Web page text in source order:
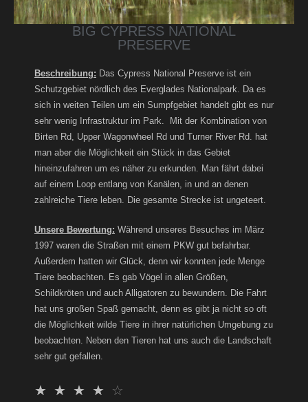
BIG CYPRESS NATIONAL
PRESERVE
Beschreibung: Das Cypress National Preserve ist ein
Schutzgebiet nördlich des Everglades Nationalpark. Da es
sich in weiten Teilen um ein Sumpfgebiet handelt gibt es nur
sehr wenig Infrastruktur im Park. Mit der Kombination von
Birten Rd, Upper Wagonwheel Rd und Turner River Rd. hat
man aber die Möglichkeit ein Stück in das Gebiet
hineinzufahren um es näher zu erkunden. Man fährt dabei
auf einem Loop entlang von Kanälen, in und an denen
zahlreiche Tiere leben. Die gesamte Strecke ist ungeteert.
Unsere Bewertung: Während unseres Besuches im März
1997 waren die Straßen mit einem PKW gut befahrbar.
Außerdem hatten wir Glück, denn wir konnten jede Menge
Tiere beobachten. Es gab Vögel in allen Größen,
Schildkröten und auch Alligatoren zu bewundern. Die Fahrt
hat uns großen Spaß gemacht, denn es gibt ja nicht so oft
die Möglichkeit wilde Tiere in ihrer natürlichen Umgebung zu
beobachten. Neben den Tieren hat uns auch die Landschaft
sehr gut gefallen.
☆ ☆ ☆ ☆ ☆